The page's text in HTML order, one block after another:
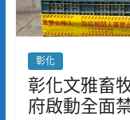
彰化
彰化文雅畜
府啟動全面